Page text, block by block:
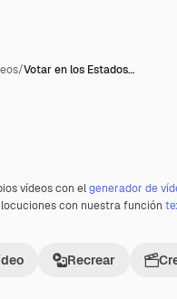
/Votar en los Estados…
vídeos con elgenerador de
con nuestra función
Recrear